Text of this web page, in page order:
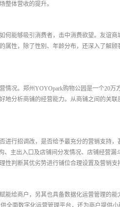
整体营收的提升。
何能够吸引消费者，击中消费欲望。友谊
属性，除了性别、年龄分布，还深入了解
情况。郑州YOYOpark购物公园是一个20
地分析商铺的经营能力。从商铺之间的关
进行招调改，是否给予最充分的营销支持
主出入口及店铺间分发情况、店铺经营
性判断其优劣势进行铺位合理设置及营销支
能给商户，另其也具备数据化运营管理的
全面数字化运营管理平台，还为商户提供